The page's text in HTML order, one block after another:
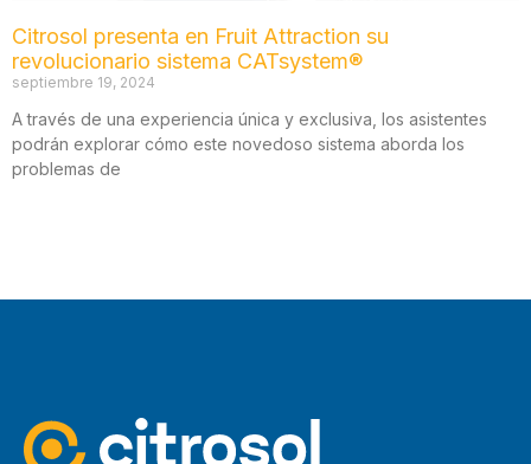
Citrosol presenta en Fruit Attraction su
revolucionario sistema CATsystem®
septiembre 19, 2024
A través de una experiencia única y exclusiva, los asistentes
podrán explorar cómo este novedoso sistema aborda los
problemas de